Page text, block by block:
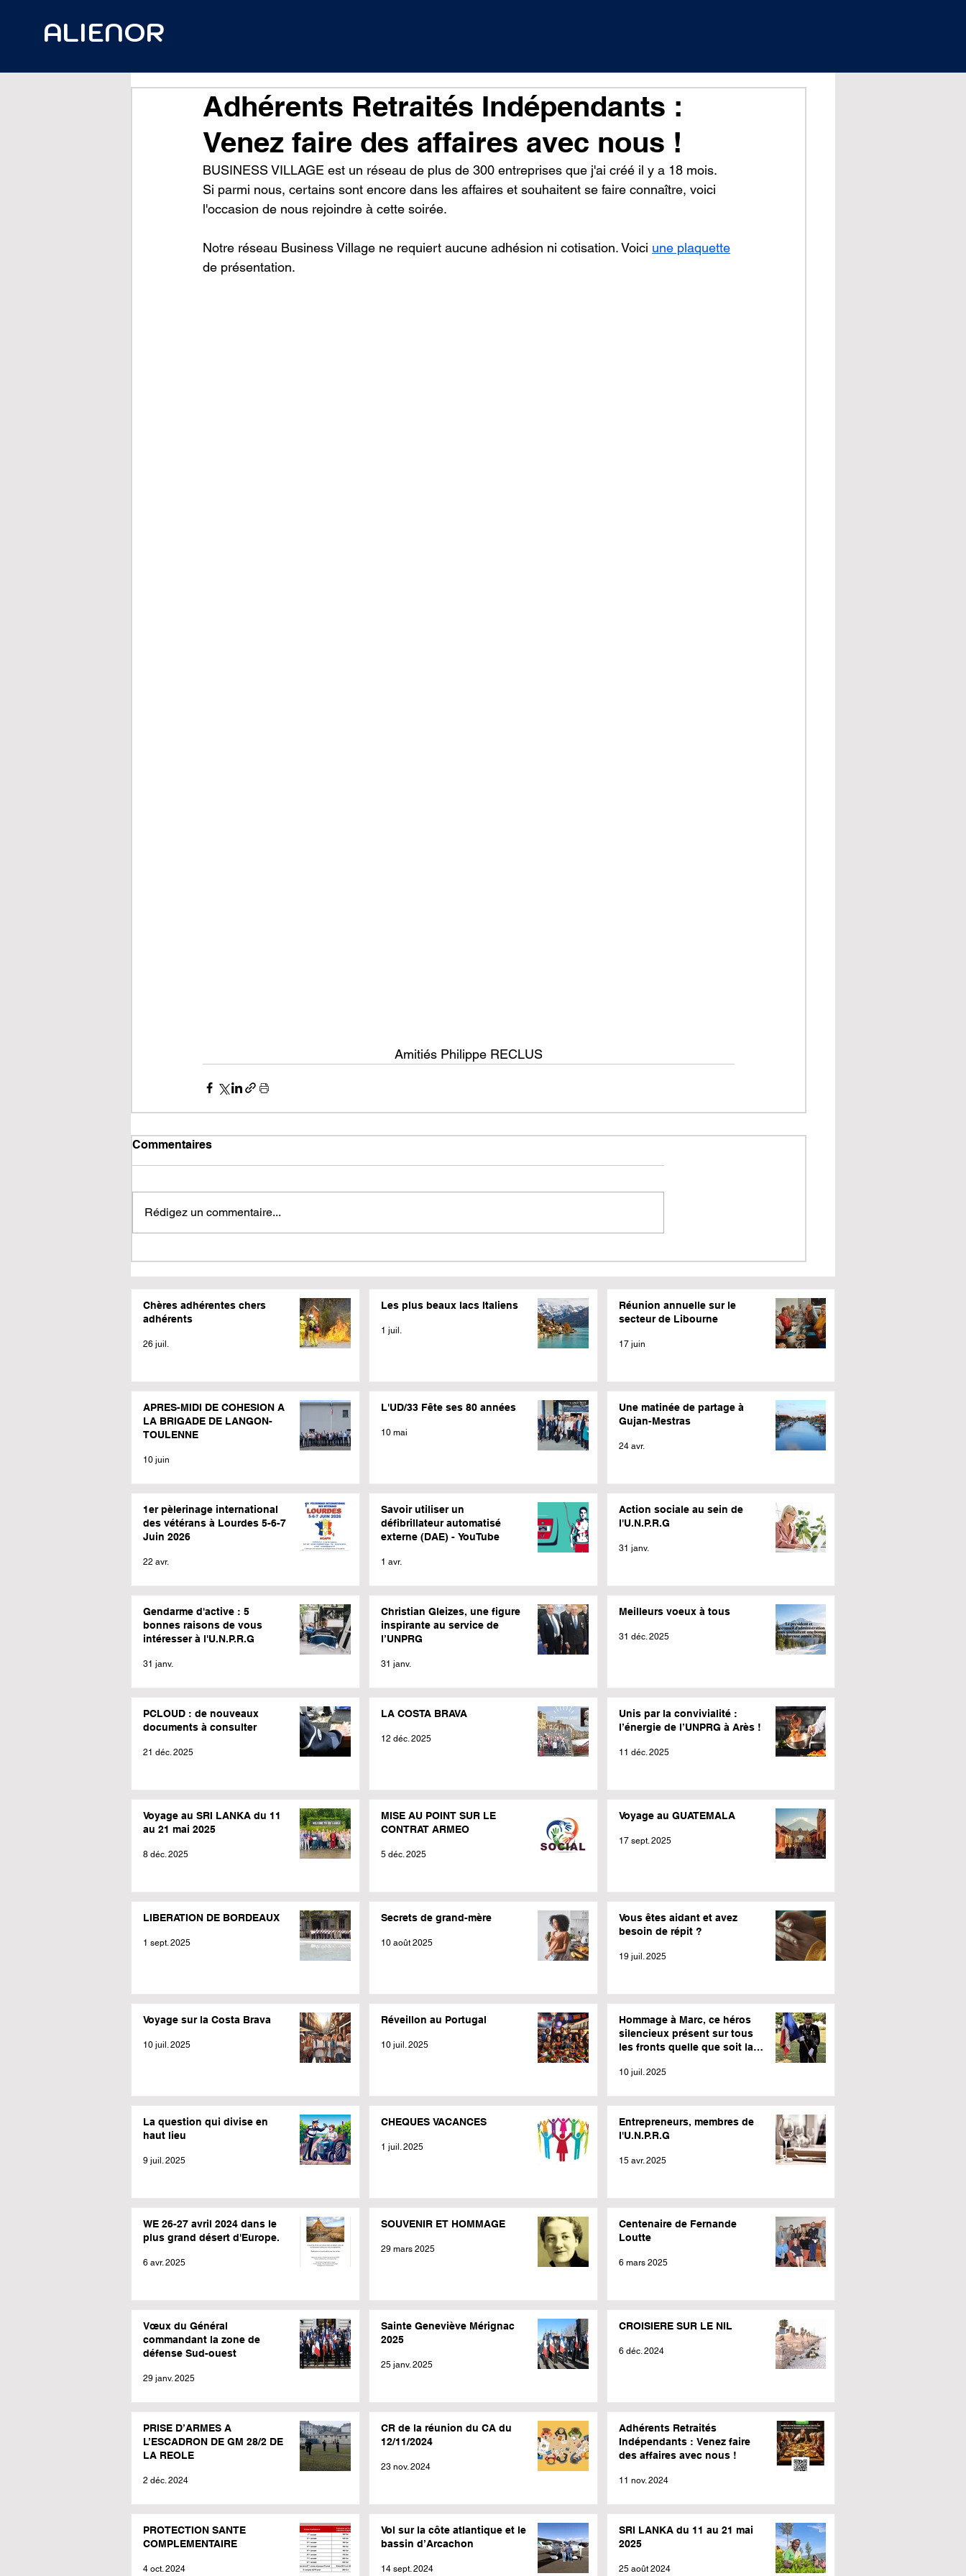
ALIENOR
Adhérents Retraités Indépendants :
Venez faire des affaires avec nous !
BUSINESS VILLAGE est un réseau de plus de 300 entreprises que j'ai créé il y a 18 mois.
Si parmi nous, certains sont encore dans les affaires et souhaitent se faire connaître, voici
l'occasion de nous rejoindre à cette soirée.
Notre réseau Business Village ne requiert aucune adhésion ni cotisation. Voici une plaquette
de présentation.
Amitiés Philippe RECLUS
Commentaires
Rédigez un commentaire...
Chères adhérentes chers
adhérents
26 juil.
Les plus beaux lacs Italiens
1 juil.
Réunion annuelle sur le
secteur de Libourne
17 juin
APRES-MIDI DE COHESION A
LA BRIGADE DE LANGON-
TOULENNE
10 juin
L'UD/33 Fête ses 80 années
10 mai
Une matinée de partage à
Gujan-Mestras
24 avr.
1er pèlerinage international
des vétérans à Lourdes 5-6-7
Juin 2026
22 avr.
Savoir utiliser un
défibrillateur automatisé
externe (DAE) - YouTube
1 avr.
Action sociale au sein de
l'U.N.P.R.G
31 janv.
Gendarme d'active : 5
bonnes raisons de vous
intéresser à l'U.N.P.R.G
31 janv.
Christian Gleizes, une figure
inspirante au service de
l’UNPRG
31 janv.
Meilleurs voeux à tous
31 déc. 2025
PCLOUD : de nouveaux
documents à consulter
21 déc. 2025
LA COSTA BRAVA
12 déc. 2025
Unis par la convivialité :
l’énergie de l’UNPRG à Arès !
11 déc. 2025
Voyage au SRI LANKA du 11
au 21 mai 2025
8 déc. 2025
MISE AU POINT SUR LE
CONTRAT ARMEO
5 déc. 2025
Voyage au GUATEMALA
17 sept. 2025
LIBERATION DE BORDEAUX
1 sept. 2025
Secrets de grand-mère
10 août 2025
Vous êtes aidant et avez
besoin de répit ?
19 juil. 2025
Voyage sur la Costa Brava
10 juil. 2025
Réveillon au Portugal
10 juil. 2025
Hommage à Marc, ce héros
silencieux présent sur tous
les fronts quelle que soit la
10 juil. 2025
La question qui divise en
haut lieu
9 juil. 2025
CHEQUES VACANCES
1 juil. 2025
Entrepreneurs, membres de
l'U.N.P.R.G
15 avr. 2025
WE 26-27 avril 2024 dans le
plus grand désert d'Europe.
6 avr. 2025
SOUVENIR ET HOMMAGE
29 mars 2025
Centenaire de Fernande
Loutte
6 mars 2025
Vœux du Général
commandant la zone de
défense Sud-ouest
29 janv. 2025
Sainte Geneviève Mérignac
2025
25 janv. 2025
CROISIERE SUR LE NIL
6 déc. 2024
PRISE D’ARMES A
L’ESCADRON DE GM 28/2 DE
LA REOLE
2 déc. 2024
CR de la réunion du CA du
12/11/2024
23 nov. 2024
Adhérents Retraités
Indépendants : Venez faire
des affaires avec nous !
11 nov. 2024
PROTECTION SANTE
COMPLEMENTAIRE
4 oct. 2024
Vol sur la côte atlantique et le
bassin d’Arcachon
14 sept. 2024
SRI LANKA du 11 au 21 mai
2025
25 août 2024